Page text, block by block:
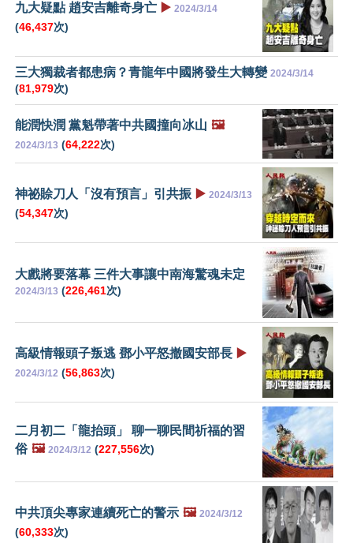
九大疑點 趙安吉離奇身亡 ▶️ 2024/3/14
(46,437次)
三大獨裁者都患病？青龍年中國將發生大轉變 2024/3/14
(81,979次)
能潤快潤 黨魁帶著中共國撞向冰山 🖼️
2024/3/13 (64,222次)
神祕賒刀人「沒有預言」引共振 ▶️ 2024/3/13
(54,347次)
大戲將要落幕 三件大事讓中南海驚魂未定
2024/3/13 (226,461次)
高級情報頭子叛逃 鄧小平怒撤國安部長 ▶️
2024/3/12 (56,863次)
二月初二「龍抬頭」 聊一聊民間祈福的習
俗 🖼️ 2024/3/12 (227,556次)
中共頂尖專家連續死亡的警示 🖼️ 2024/3/12
(60,333次)